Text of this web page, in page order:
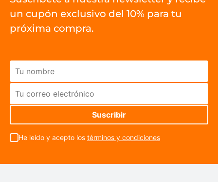
un cupón exclusivo del 10% para tu
próxima compra.
He leído y acepto los términos y condiciones